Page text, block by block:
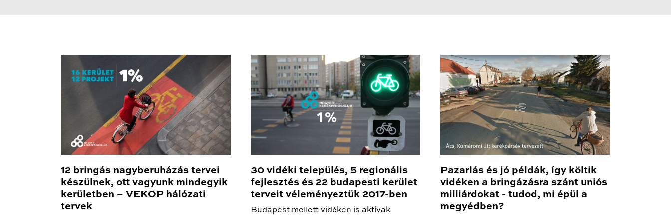
12 bringás nagyberuházás tervei
készülnek, ott vagyunk mindegyik
kerületben – VEKOP hálózati
tervek
30 vidéki település, 5 regionális
fejlesztés és 22 budapesti kerület
terveit véleményeztük 2017-ben
Budapest mellett vidéken is aktívak
Pazarlás és jó példák, így költik
vidéken a bringázásra szánt uniós
milliárdokat - tudod, mi épül a
megyédben?